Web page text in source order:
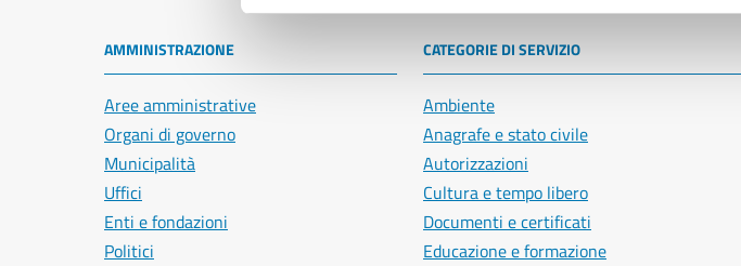
AMMINISTRAZIONE
Aree amministrative
Organi di governo
Municipalità
Uffici
Enti e fondazioni
Politici
CATEGORIE DI SERVIZIO
Ambiente
Anagrafe e stato civile
Autorizzazioni
Cultura e tempo libero
Documenti e certificati
Educazione e formazione